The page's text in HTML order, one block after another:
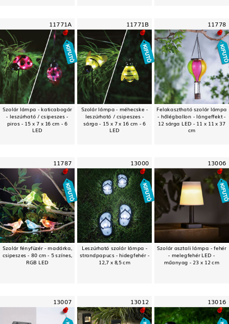
11771A
Szolár lámpa - katicabogár
- leszúrható / csipeszes -
piros - 15 x 7 x 16 cm - 6
LED
11771B
Szolár lámpa - méhecske -
leszúrható / csipeszes -
sárga - 15 x 7 x 16 cm - 6
LED
11778
Felakasztható szolár lámpa
- hőlégballon - lángeffekt -
12 sárga LED - 11 x 11 x 37
cm
11787
Szolár fényfüzér - madárka,
csipeszes - 80 cm - 5 színes,
RGB LED
13000
Leszúrható szolár lámpa -
strandpapucs - hidegfehér -
12,7 x 8,5 cm
13006
Szolár asztali lámpa - fehér
- melegfehér LED -
műanyag - 23 x 12 cm
13007 13012 13016